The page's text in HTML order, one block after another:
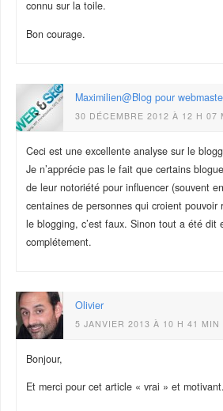
connu sur la toile.
Bon courage.
Maximilien@Blog pour
30 DÉCEMBRE 2012 À 12 H 07
Ceci est une excellente analyse sur le
Je n’apprécie pas le fait que certains
de leur notoriété pour influencer (souvent
centaines de personnes qui croient pouvoir
le blogging, c’est faux. Sinon tout a été dit
complétement.
Olivier
5 JANVIER 2013 À 10 H 41 MIN
Bonjour,
Et merci pour cet article « vrai » et motivant.